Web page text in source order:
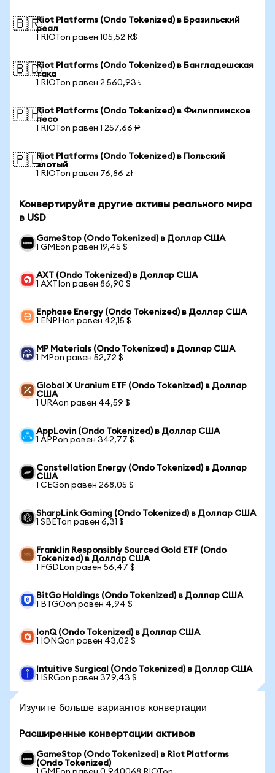
🇧🇷Riot Platforms (Ondo Tokenized) в Бразильский
реал
1 RIOTon равен 105,52 R$
🇧🇩Riot Platforms (Ondo Tokenized) в Бангладешская
така
1 RIOTon равен 2 560,93 ৳
🇵🇭Riot Platforms (Ondo Tokenized) в Филиппинское
песо
1 RIOTon равен 1 257,66 ₱
🇵🇱Riot Platforms (Ondo Tokenized) в Польский
злотый
1 RIOTon равен 76,86 zł
Конвертируйте другие активы реального мира
в USD
GameStop (Ondo Tokenized) в Доллар США
1 GMEon равен 19,45 $
AXT (Ondo Tokenized) в Доллар США
1 AXTIon равен 86,90 $
Enphase Energy (Ondo Tokenized) в Доллар США
1 ENPHon равен 42,15 $
MP Materials (Ondo Tokenized) в Доллар США
1 MPon равен 52,72 $
Global X Uranium ETF (Ondo Tokenized) в Доллар
США
1 URAon равен 44,59 $
AppLovin (Ondo Tokenized) в Доллар США
1 APPon равен 342,77 $
Constellation Energy (Ondo Tokenized) в Доллар
США
1 CEGon равен 268,05 $
SharpLink Gaming (Ondo Tokenized) в Доллар США
1 SBETon равен 6,31 $
Franklin Responsibly Sourced Gold ETF (Ondo
Tokenized) в Доллар США
1 FGDLon равен 56,47 $
BitGo Holdings (Ondo Tokenized) в Доллар США
1 BTGOon равен 4,94 $
IonQ (Ondo Tokenized) в Доллар США
1 IONQon равен 43,02 $
Intuitive Surgical (Ondo Tokenized) в Доллар США
1 ISRGon равен 379,43 $
Изучите больше вариантов конвертации
Расширенные конвертации активов
GameStop (Ondo Tokenized) в Riot Platforms
(Ondo Tokenized)